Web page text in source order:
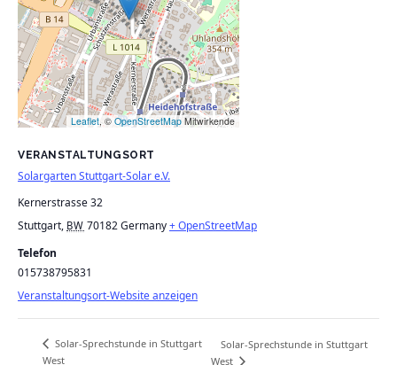
VERANSTALTUNGSORT
Solargarten Stuttgart-Solar e.V.
Kernerstrasse 32
Stuttgart, BW 70182Germany+ OpenStreetMap
Telefon
015738795831
Veranstaltungsort-Website anzeigen
Leaflet, © OpenStreetMap Mitwirkende
Solar-Sprechstunde in Stuttgart
West
Solar-Sprechstunde in Stuttgart
West